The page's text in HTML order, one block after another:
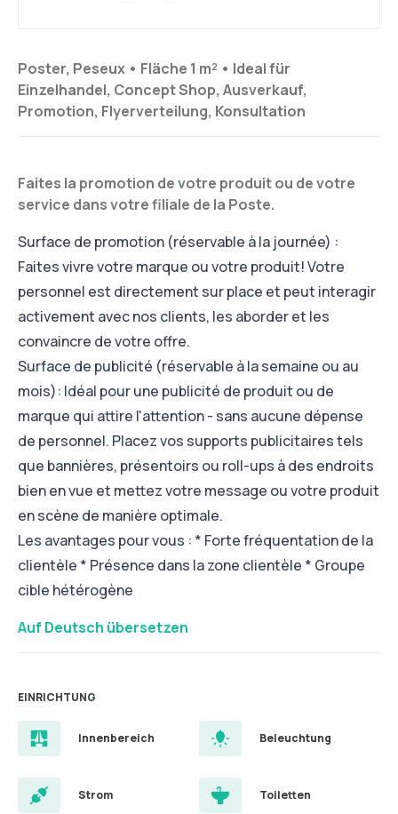
Poster, Peseux • Fläche 1 m² • Ideal für
Einzelhandel, Concept Shop, Ausverkauf,
Promotion, Flyerverteilung, Konsultation
Faites la promotion de votre produit ou de votre
service dans votre filiale de la Poste.
Surface de promotion (réservable à la journée) :
Faites vivre votre marque ou votre produit! Votre
personnel est directement sur place et peut interagir
activement avec nos clients, les aborder et les
convaincre de votre offre.
Surface de publicité (réservable à la semaine ou au
mois): Idéal pour une publicité de produit ou de
marque qui attire l'attention - sans aucune dépense
de personnel. Placez vos supports publicitaires tels
que bannières, présentoirs ou roll-ups à des endroits
bien en vue et mettez votre message ou votre produit
en scène de manière optimale.
Les avantages pour vous : * Forte fréquentation de la
clientèle * Présence dans la zone clientèle * Groupe
cible hétérogène
Auf Deutsch übersetzen
EINRICHTUNG
Innenbereich Beleuchtung
Strom Toiletten